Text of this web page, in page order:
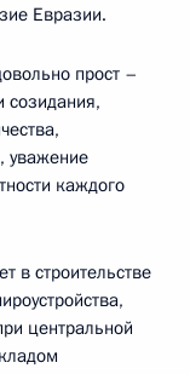
Евразии.
прост –
созидания,
уважение
каждого
в строительстве
центральной